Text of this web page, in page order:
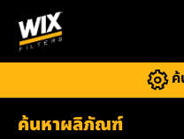
ค้
ค้นหาผลิภัณฑ์